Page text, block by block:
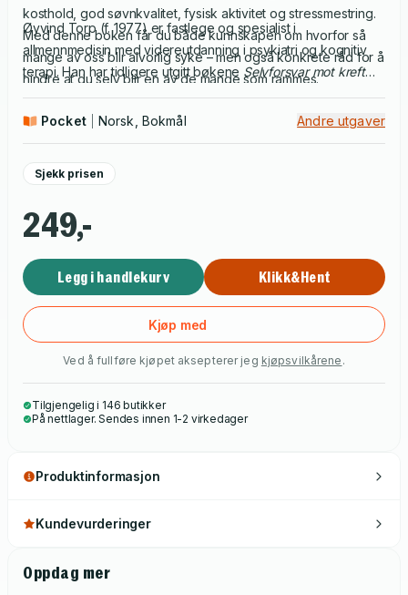
kosthold, god søvnkvalitet, fysisk aktivitet og stressmestring.
Med denne boken får du både kunnskapen om hvorfor så
mange av oss blir alvorlig syke – men også konkrete råd for å
hindre at du selv blir en av de mange som rammes.
Øyvind Torp (f. 1977) er fastlege og spesialist i
allmennmedisin med videreutdanning i psykiatri og kognitiv
terapi. Han har tidligere utgitt bøkene Selvforsvar mot kreft
Pocket
Norsk, Bokmål Andre utgaver
Sjekk prisen
249,-
Legg i handlekurv Klikk&Hent
Kjøp med
Ved å fullføre kjøpet aksepterer jeg kjøpsvilkårene .
Tilgjengelig i 146 butikker
På nettlager. Sendes innen 1-2 virkedager
Produktinformasjon
Kundevurderinger
Oppdag mer